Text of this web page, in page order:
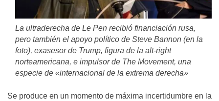
La ultraderecha de Le Pen recibió financiación rusa,
pero también el apoyo político de Steve Bannon (en la
foto), exasesor de Trump, figura de la alt-right
norteamericana, e impulsor de The Movement, una
especie de «internacional de la extrema derecha»
Se produce en un momento de máxima incertidumbre en la